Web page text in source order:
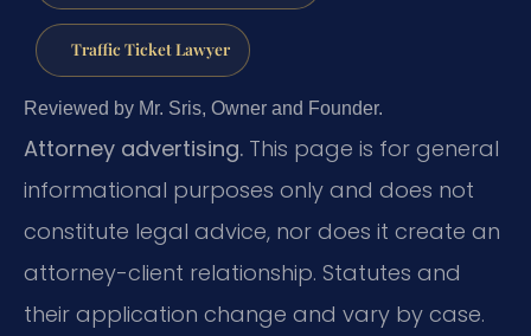
Traffic Ticket Lawyer
Reviewed by Mr. Sris, Owner and Founder.
Attorney advertising. This page is for general
informational purposes only and does not
constitute legal advice, nor does it create an
attorney-client relationship. Statutes and
their application change and vary by case.